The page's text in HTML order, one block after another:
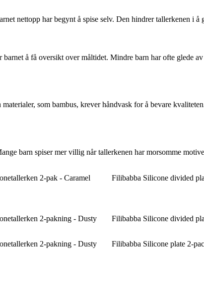
nettopp har begynt å spise selv. Den hindrer tallerkenen i
å få oversikt over måltidet. Mindre barn har ofte glede
som bambus, krever håndvask for å bevare
barn spiser mer villig når tallerkenen har morsomme
2-pak - Caramel
Filibabba Silicone divided
2-pakning - Dusty
Filibabba Silicone divided
2-pakning - Dusty
Filibabba Silicone plate 2-